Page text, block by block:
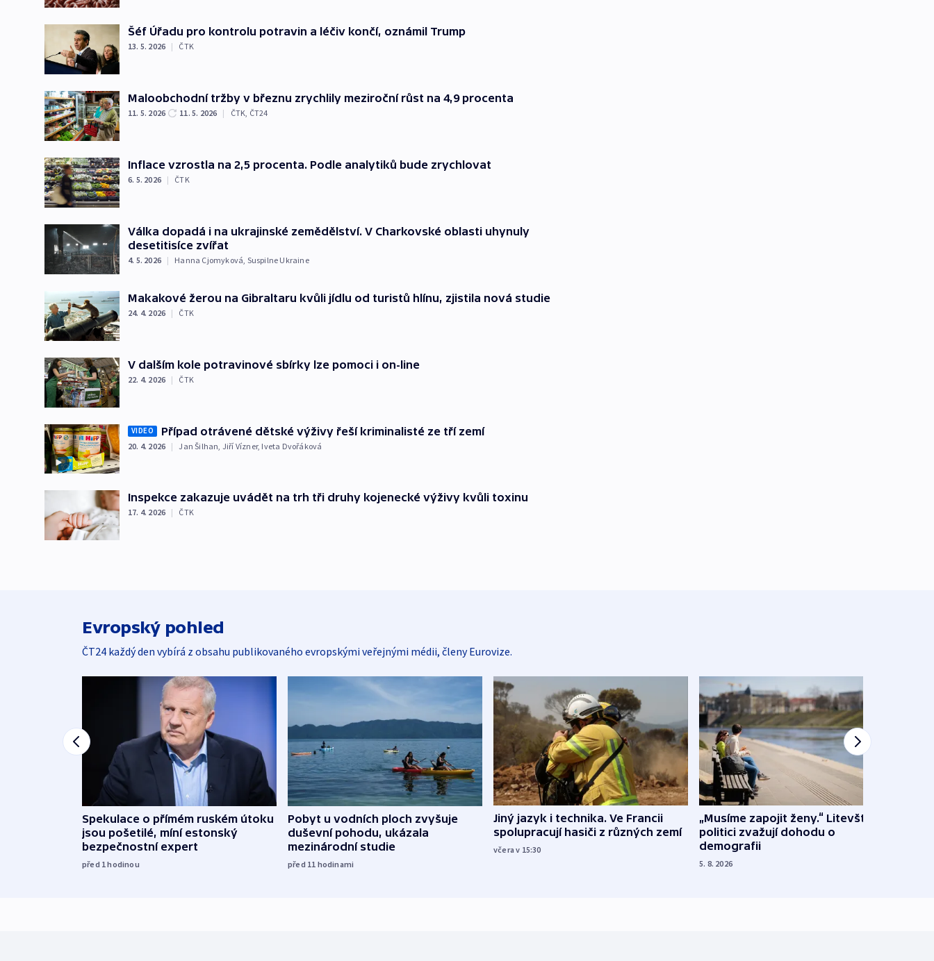
Šéf Úřadu pro kontrolu potravin a léčiv končí, oznámil Trump
13. 5. 2026 | ČTK
Maloobchodní tržby v březnu zrychlily meziroční růst na 4,9 procenta
11. 5. 2026 11. 5. 2026 | ČTK, ČT24
Inflace vzrostla na 2,5 procenta. Podle analytiků bude zrychlovat
6. 5. 2026 | ČTK
Válka dopadá i na ukrajinské zemědělství. V Charkovské oblasti uhynuly
desetitisíce zvířat
4. 5. 2026 | Hanna Cjomyková, Suspilne Ukraine
Makakové žerou na Gibraltaru kvůli jídlu od turistů hlínu, zjistila nová studie
24. 4. 2026 | ČTK
V dalším kole potravinové sbírky lze pomoci i on-line
22. 4. 2026 | ČTK
VIDEO Případ otrávené dětské výživy řeší kriminalisté ze tří zemí
20. 4. 2026 | Jan Šilhan Jiří Vízner, Iveta Dvořáková
Inspekce zakazuje uvádět na trh tři druhy kojenecké výživy kvůli toxinu
17. 4. 2026 | ČTK
Evropský pohled
ČT24 každý den vybírá z obsahu publikovaného evropskými veřejnými médii, členy Eurovize.
Spekulace o přímém ruském útoku
jsou pošetilé, míní estonský
bezpečnostní expert
před 1hodinou
Pobyt u vodních ploch zvyšuje
duševní pohodu, ukázala
mezinárodní studie
před 11 hodinami
Jiný jazyk i technika. Ve Francii
spolupracují hasiči z různých zemí
včera v 15:30
„Musíme zapojit ženy.“ Litevští
politici zvažují dohodu o
demografii
5. 8. 2026